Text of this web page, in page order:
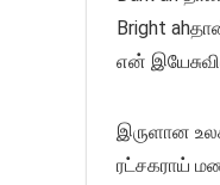
Bright
என்
இருளான
ரட்சகராய்